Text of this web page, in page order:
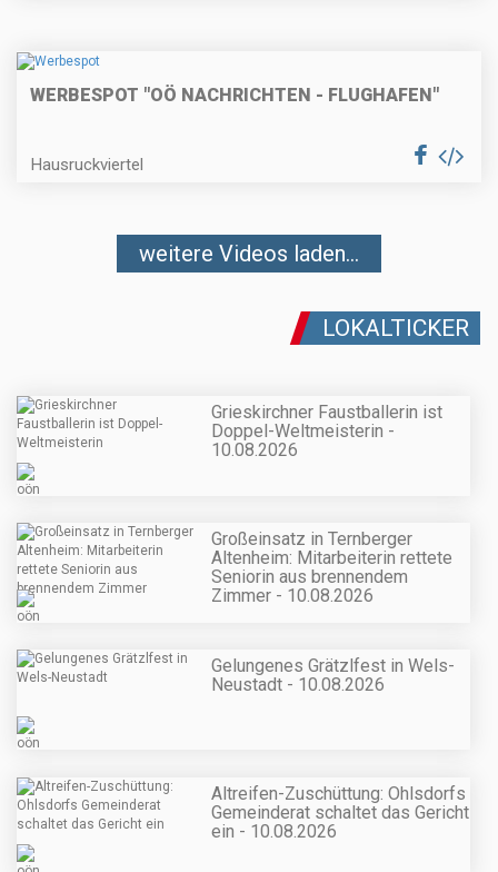
WERBESPOT "OÖ NACHRICHTEN - FLUGHAFEN"
Hausruckviertel
weitere Videos laden...
LOKALTICKER
Grieskirchner Faustballerin ist
Doppel-Weltmeisterin -
10.08.2026
Großeinsatz in Ternberger
Altenheim: Mitarbeiterin rettete
Seniorin aus brennendem
Zimmer - 10.08.2026
Gelungenes Grätzlfest in Wels-
Neustadt - 10.08.2026
Altreifen-Zuschüttung: Ohlsdorfs
Gemeinderat schaltet das Gericht
ein - 10.08.2026